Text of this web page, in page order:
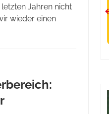
Jahren nicht
wieder einen